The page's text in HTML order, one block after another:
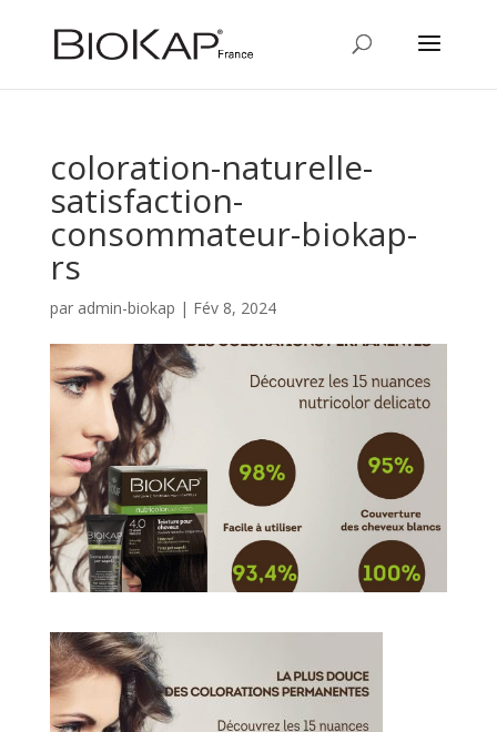
coloration-naturelle-
satisfaction-
consommateur-biokap-
rs
par admin-biokap | Fév 8, 2024